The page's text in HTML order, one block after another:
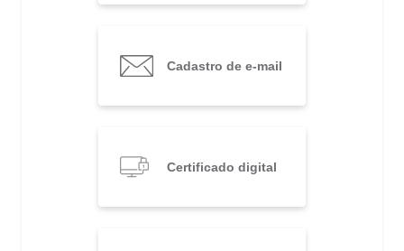
Cadastro de e-mail
Certificado digital